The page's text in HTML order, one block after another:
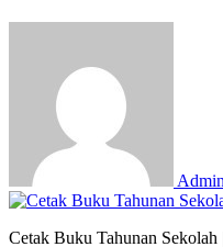
Admin
Cetak Buku Tahunan